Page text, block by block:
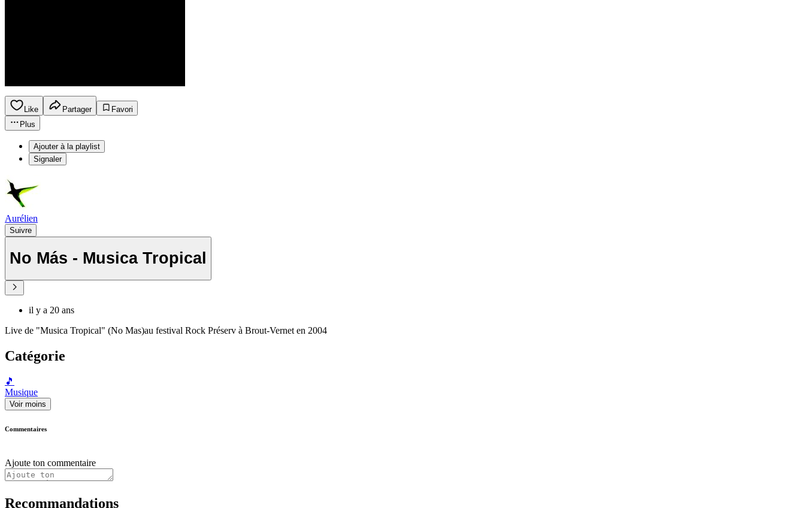
Like Partager
Favori
Plus
Ajouter à la playlist
Signaler
Aurélien
Suivre
No Más - Musica Tropical
il y a 20 ans
Live de "Musica Tropical" (No Mas)au festival Rock Préserv à Brout-Vernet en 2004
Catégorie
🎵
Musique
Voir moins
Commentaires
Ajoute ton commentaire
Recommandations